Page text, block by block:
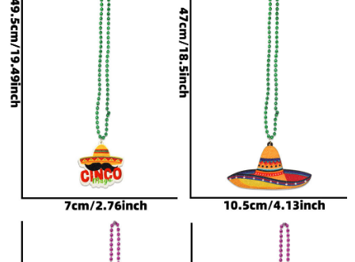
认后下单备注。
2、颜色尺寸说明： 因拍照
的背景.光线.及电脑显示器
还原度的不同而造成的商品
色差和色彩会有所不同，不
在可控范围内，不属于质量
问题。商品以实物为准，对
色差及小瑕疵很在意的请仔
细考虑后再决定是否订购。
商品都是半手工半机器制
作、尺寸都是手工测量，有
一些误差是正常的。
由于节庆产品的多样性和不
规则性，各位亲务必慎重选